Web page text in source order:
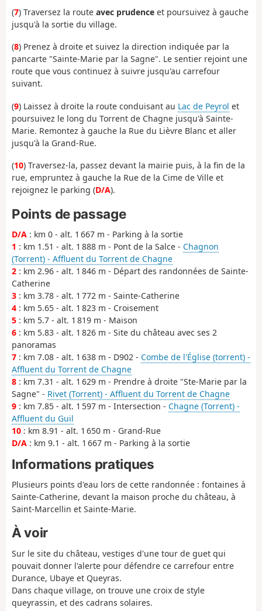
(7) Traversez la route avec prudence et poursuivez à gauche
jusqu'à la sortie du village.
(8) Prenez à droite et suivez la direction indiquée par la
pancarte "Sainte-Marie par la Sagne". Le sentier rejoint une
route que vous continuez à suivre jusqu'au carrefour
suivant.
(9) Laissez à droite la route conduisant au Lac de Peyrol et
poursuivez le long du Torrent de Chagne jusqu'à Sainte-
Marie. Remontez à gauche la Rue du Lièvre Blanc et aller
jusqu'à la Grand-Rue.
(10) Traversez-la, passez devant la mairie puis, à la fin de la
rue, empruntez à gauche la Rue de la Cime de Ville et
rejoignez le parking (D/A).
Points de passage
D/A : km 0 - alt. 1 667 m - Parking à la sortie
1 : km 1.51 - alt. 1 888 m - Pont de la Salce - Chagnon
(Torrent) - Affluent du Torrent de Chagne
2 : km 2.96 - alt. 1 846 m - Départ des randonnées de Sainte-
Catherine
3 : km 3.78 - alt. 1 772 m - Sainte-Catherine
4 : km 5.65 - alt. 1 823 m - Croisement
5 : km 5.7 - alt. 1 819 m - Maison
6 : km 5.83 - alt. 1 826 m - Site du château avec ses 2
panoramas
7 : km 7.08 - alt. 1 638 m - D902 - Combe de l'Église (torrent) -
Affluent du Torrent de Chagne
8 : km 7.31 - alt. 1 629 m - Prendre à droite "Ste-Marie par la
Sagne" - Rivet (Torrent) - Affluent du Torrent de Chagne
9 : km 7.85 - alt. 1 597 m - Intersection - Chagne (Torrent) -
Affluent du Guil
10 : km 8.91 - alt. 1 650 m - Grand-Rue
D/A : km 9.1 - alt. 1 667 m - Parking à la sortie
Informations pratiques
Plusieurs points d'eau lors de cette randonnée : fontaines à
Sainte-Catherine, devant la maison proche du château, à
Saint-Marcellin et Sainte-Marie.
À voir
Sur le site du château, vestiges d'une tour de guet qui
pouvait donner l'alerte pour défendre ce carrefour entre
Durance, Ubaye et Queyras.
Dans chaque village, on trouve une croix de style
queyrassin, et des cadrans solaires.